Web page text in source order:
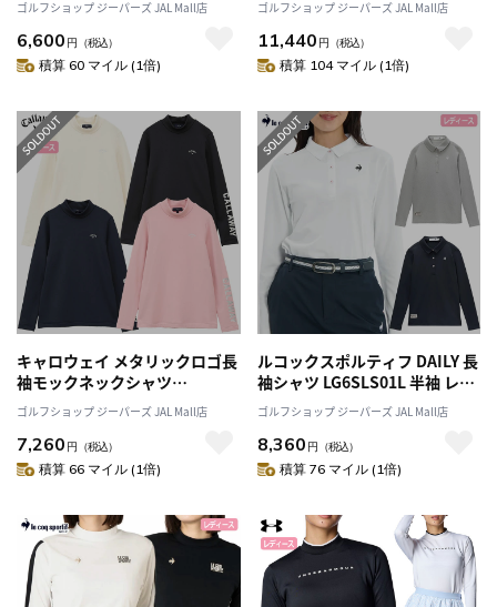
秋冬モデル adidas 日本正規品
ゴルフショップ ジーパーズ JAL Mall店
6,600 円 （税込）
積算 60 マイル (1倍)
ウェア ゴルフ 2026春夏モデル
adidas 日本正規品
ゴルフショップ ジーパーズ JAL Mall店
11,440 円 （税込）
積算 104 マイル (1倍)
キャロウェイ メタリックロゴ長
袖モックネックシャツ
C24233204 レディース 2024秋
冬モデル Callaway 日本正規品
ゴルフショップ ジーパーズ JAL Mall店
7,260 円 （税込）
積算 66 マイル (1倍)
ルコックスポルティフ DAILY 長
袖シャツ LG6SLS01L 半袖 レデ
ィース ゴルフウェア ゴルフ le
coq sportif golf 2026春夏モデ
ル 日本正規品
ゴルフショップ ジーパーズ JAL Mall店
8,360 円 （税込）
積算 76 マイル (1倍)